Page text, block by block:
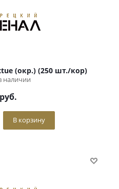
(окр.) (250 шт./кор)
наличии
руб.
В корзину